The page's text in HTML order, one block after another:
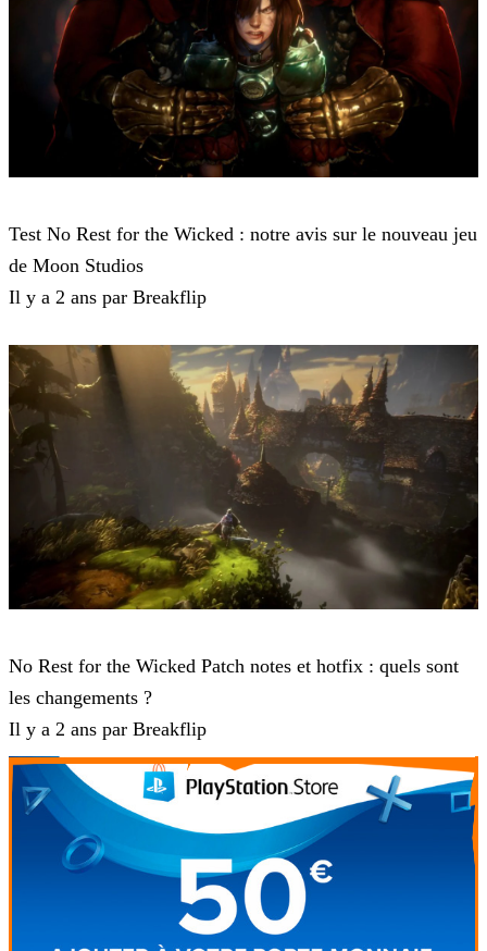
Test No Rest for the Wicked : notre avis sur le nouveau jeu
de Moon Studios
Il y a 2 ans par Breakflip
No Rest for the Wicked Patch notes et hotfix : quels sont
les changements ?
Il y a 2 ans par Breakflip